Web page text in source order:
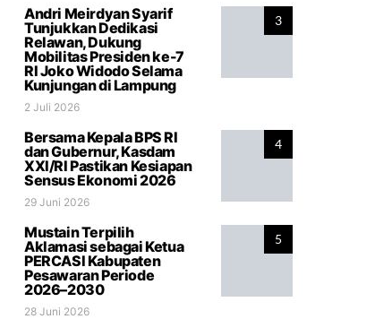
3
Andri Meirdyan Syarif
Tunjukkan Dedikasi
Relawan, Dukung
Mobilitas Presiden ke-7
RI Joko Widodo Selama
Kunjungan di Lampung
2 Juli 2026
4
Bersama Kepala BPS RI
dan Gubernur, Kasdam
XXI/RI Pastikan Kesiapan
Sensus Ekonomi 2026
29 Juni 2026
5
Mustain Terpilih
Aklamasi sebagai Ketua
PERCASI Kabupaten
Pesawaran Periode
2026–2030
28 Juni 2026